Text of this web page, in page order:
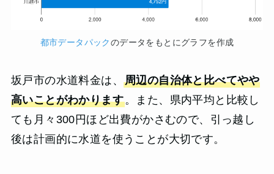
都市データパックのデータをもとにグラフを作成
坂戸市の水道料金は、 周辺の自治体と比べてやや
高いことがわかります。また、県内平均と比較し
ても月々300円ほど出費がかさむので、引っ越し
後は計画的に水道を使うことが大切です。